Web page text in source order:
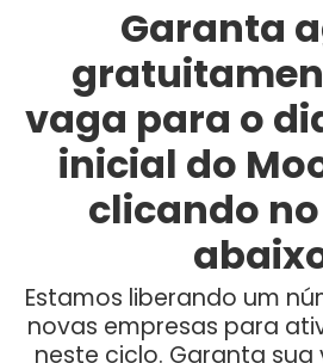
Garanta
vaga para o
inicial do
clicando
Estamos liberando um
novas empresas para
neste ciclo. Garanta